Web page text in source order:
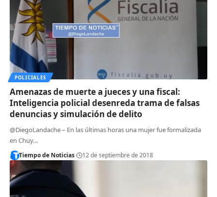
POLICIALES
Amenazas de muerte a jueces y una fiscal:
Inteligencia policial desenreda trama de falsas
denuncias y simulación de delito
@DiegoLandache – En las últimas horas una mujer fue formalizada
en Chuy…
Tiempo de Noticias 12 de septiembre de 2018